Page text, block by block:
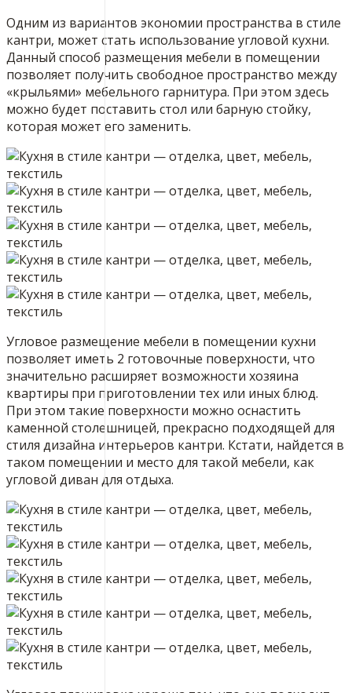
Одним из вариантов экономии пространства в стиле
кантри, может стать использование угловой кухни.
Данный способ размещения мебели в помещении
позволяет получить свободное пространство между
«крыльями» мебельного гарнитура. При этом здесь
можно будет поставить стол или барную стойку,
которая может его заменить.
Угловое размещение мебели в помещении кухни
позволяет иметь 2 готовочные поверхности, что
значительно расширяет возможности хозяина
квартиры при приготовлении тех или иных блюд.
При этом такие поверхности можно оснастить
каменной столешницей, прекрасно подходящей для
стиля дизайна интерьеров кантри. Кстати, найдется в
таком помещении и место для такой мебели, как
угловой диван для отдыха.